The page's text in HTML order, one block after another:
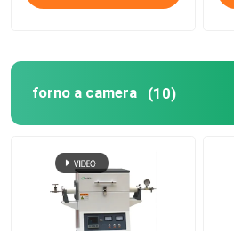
forno di riduzione dell'idrogeno
fornace di vuoto
forno del focolare del rullo
forno a camera (10)